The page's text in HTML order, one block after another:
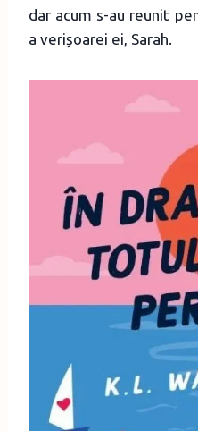
dar acum s-au reunit
a verișoarei ei, Sarah.